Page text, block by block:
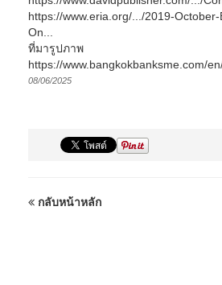
https://www.eria.org/.../2019-October-
On...
ที่มารูปภาพ
https://www.bangkokbanksme.com/
08/06/2025
กลับหน้าหลัก